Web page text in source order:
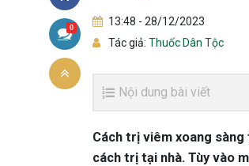
13:48 - 28/12/2023
Tác giả: Thuốc Dân Tộc
0
Nội dung bài viết
Cách trị viêm xoang
cách trị tại nhà. Tùy vào